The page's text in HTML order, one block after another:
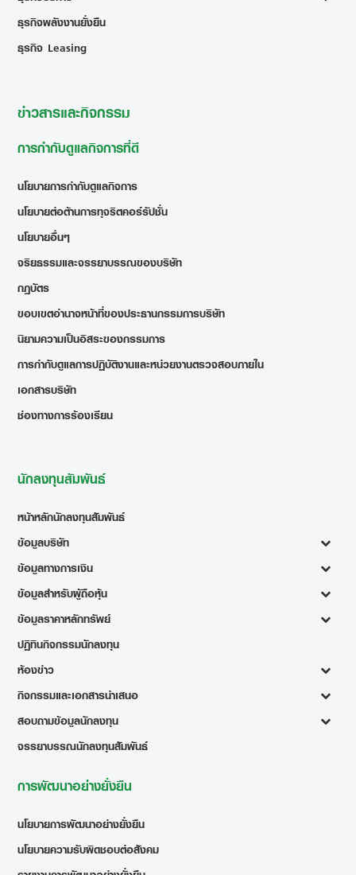
ธุรกิจพลังงานยั่งยืน
ธุรกิจ Leasing
ข่าวสารและกิจกรรม
การกำกับดูแลกิจการที่ดี
นโยบายการกำกับดูแลกิจการ
นโยบายต่อต้านการทุจริตคอร์รัปชั่น
นโยบายอื่นๆ
จริยธรรมและจรรยาบรรณของบริษัท
กฎบัตร
ขอบเขตอำนาจหน้าที่ของประธานกรรมการบริษัท
นิยามความเป็นอิสระของกรรมการ
การกำกับดูแลการปฏิบัติงานและหน่วยงานตรวจสอบภายใน
เอกสารบริษัท
ช่องทางการร้องเรียน
นักลงทุนสัมพันธ์
หน้าหลักนักลงทุนสัมพันธ์
ข้อมูลบริษัท
ข้อมูลทางการเงิน
ข้อมูลสำหรับผู้ถือหุ้น
ข้อมูลราคาหลักทรัพย์
ปฏิทินกิจกรรมนักลงทุน
ห้องข่าว
กิจกรรมและเอกสารนำเสนอ
สอบถามข้อมูลนักลงทุน
จรรยาบรรณนักลงทุนสัมพันธ์
การพัฒนาอย่างยั่งยืน
นโยบายการพัฒนาอย่างยั่งยืน
นโยบายความรับผิดชอบต่อสังคม